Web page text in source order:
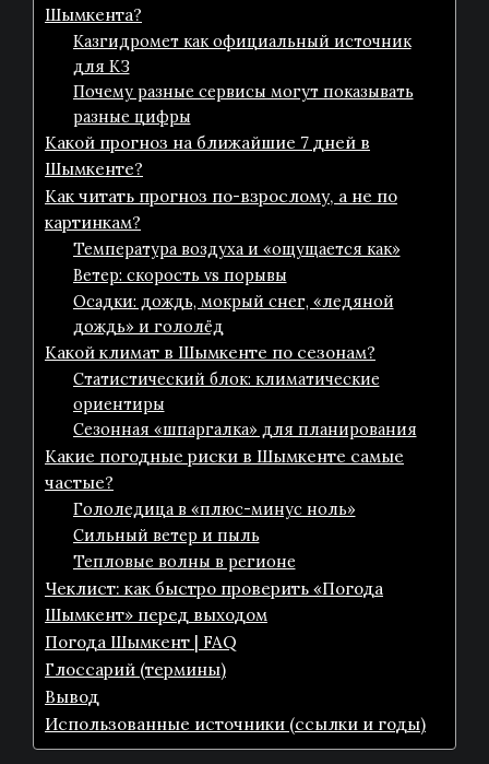
Шымкента?
Казгидромет как официальный источник
для КЗ
Почему разные сервисы могут показывать
разные цифры
Какой прогноз на ближайшие 7 дней в
Шымкенте?
Как читать прогноз по-взрослому, а не по
картинкам?
Температура воздуха и «ощущается как»
Ветер: скорость vs порывы
Осадки: дождь, мокрый снег, «ледяной
дождь» и гололёд
Какой климат в Шымкенте по сезонам?
Статистический блок: климатические
ориентиры
Сезонная «шпаргалка» для планирования
Какие погодные риски в Шымкенте самые
частые?
Гололедица в «плюс-минус ноль»
Сильный ветер и пыль
Тепловые волны в регионе
Чеклист: как быстро проверить «Погода
Шымкент» перед выходом
Погода Шымкент | FAQ
Глоссарий (термины)
Вывод
Использованные источники (ссылки и годы)